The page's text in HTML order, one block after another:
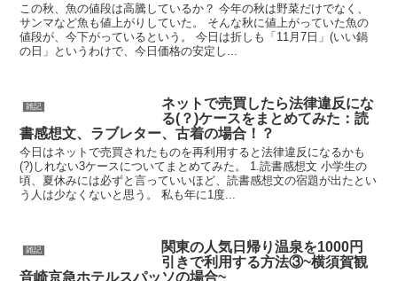
この秋、魚の値段は高騰しているか？ 今年の秋は野菜だけでなく、
サンマなど魚も値上がりしていた。 そんな秋に値上がっていた魚の
値段が、今下がっているという。 今日は折しも「11月7日」(いい鍋
の日」というわけで、今日価格の安定し...
雑記
ネットで売買したら法律違反にな
る(？)ケースをまとめてみた：読
書感想文、ラブレター、古着の場合！？
今日はネットで売買されたものを再利用すると法律違反になるかも
(?)しれない3ケースについてまとめてみた。 1.読書感想文 小学生の
頃、夏休みには必ずと言っていいほど、読書感想文の宿題が出たとい
う人は少なくないと思う。 私も年に1度...
雑記
関東の人気日帰り温泉を1000円
引きで利用する方法③~横須賀観
音崎京急ホテルスパッソの場合~